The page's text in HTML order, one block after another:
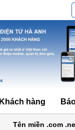
Khách hàng
Tên miền .com .net